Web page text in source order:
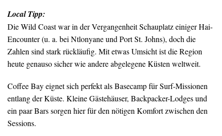
Local Tipp:
Die Wild Coast war in der Vergangenheit Schauplatz einiger Hai-
Encounter (u. a. bei Ntlonyane und Port St. Johns), doch die
Zahlen sind stark rückläufig. Mit etwas Umsicht ist die Region
heute genauso sicher wie andere abgelegene Küsten weltweit.
Coffee Bay eignet sich perfekt als Basecamp für Surf-Missionen
entlang der Küste. Kleine Gästehäuser, Backpacker-Lodges und
ein paar Bars sorgen hier für den nötigen Komfort zwischen den
Sessions.